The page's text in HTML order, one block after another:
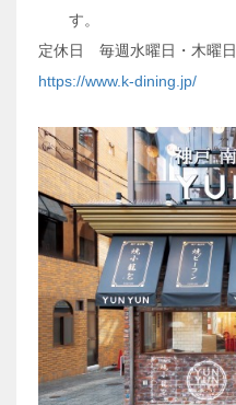
す。
定休日 毎週水曜日・木曜日
https://www.k-dining.jp/